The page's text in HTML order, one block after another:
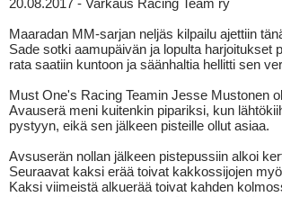
20.08.2017 - Varkaus Racing Team ry
Maaradan MM-sarjan neljäs kilpailu ajettiin
Sade sotki aamupäivän ja lopulta harjoitukset
rata saatiin kuntoon ja säänhaltia hellitti sen
Must One's Racing Teamin Jesse Mustonen
Avauserä meni kuitenkin pipariksi, kun
pystyyn, eikä sen jälkeen pisteille ollut asiaa.
Avsuserän nollan jälkeen pistepussiin alkoi
Seuraavat kaksi erää toivat kakkossijojen
Kaksi viimeistä alkuerää toivat kahden